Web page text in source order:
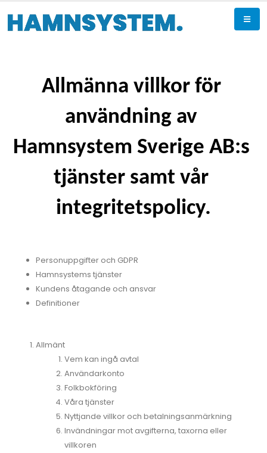
Allmänna villkor för
användning av
Hamnsystem Sverige AB:s
tjänster samt vår
integritetspolicy.
Personuppgifter och GDPR
Hamnsystems tjänster
Kundens åtagande och ansvar
Definitioner
Allmänt
Vem kan ingå avtal
Användarkonto
Folkbokföring
Våra tjänster
Nyttjande villkor och betalningsanmärkning
Invändningar mot avgifterna, taxorna eller
villkoren